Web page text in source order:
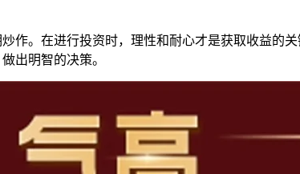
作。在进行投资时，理性和耐心才是获取收益的
出明智的决策。